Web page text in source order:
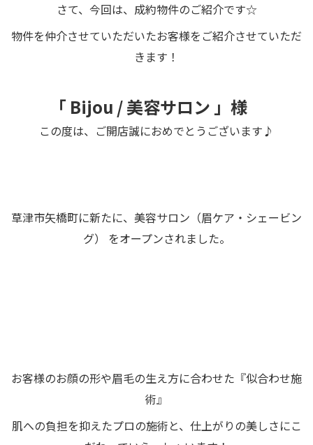
さて、今回は、成約物件のご紹介です☆
物件を仲介させていただいたお客様をご紹介させていただ
きます！
「 Bijou / 美容サロン 」様
この度は、ご開店誠におめでとうございます♪
草津市矢橋町に新たに、美容サロン（眉ケア・シェービン
グ） をオープンされました。
お客様のお顔の形や眉毛の生え方に合わせた『似合わせ施
術』
肌への負担を抑えたプロの施術と、仕上がりの美しさにこ